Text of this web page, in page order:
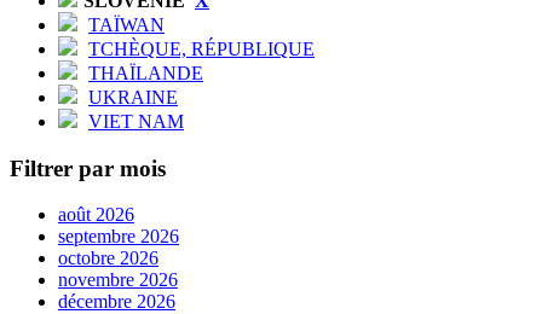
TAÏWAN
TCHÈQUE, RÉPUBLIQUE
THAÏLANDE
UKRAINE
VIET NAM
Filtrer par mois
août 2026
septembre 2026
octobre 2026
novembre 2026
décembre 2026